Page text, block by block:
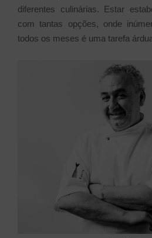
diferentes culinárias. Estar
com tantas opções, onde
todos os meses é uma tarefa